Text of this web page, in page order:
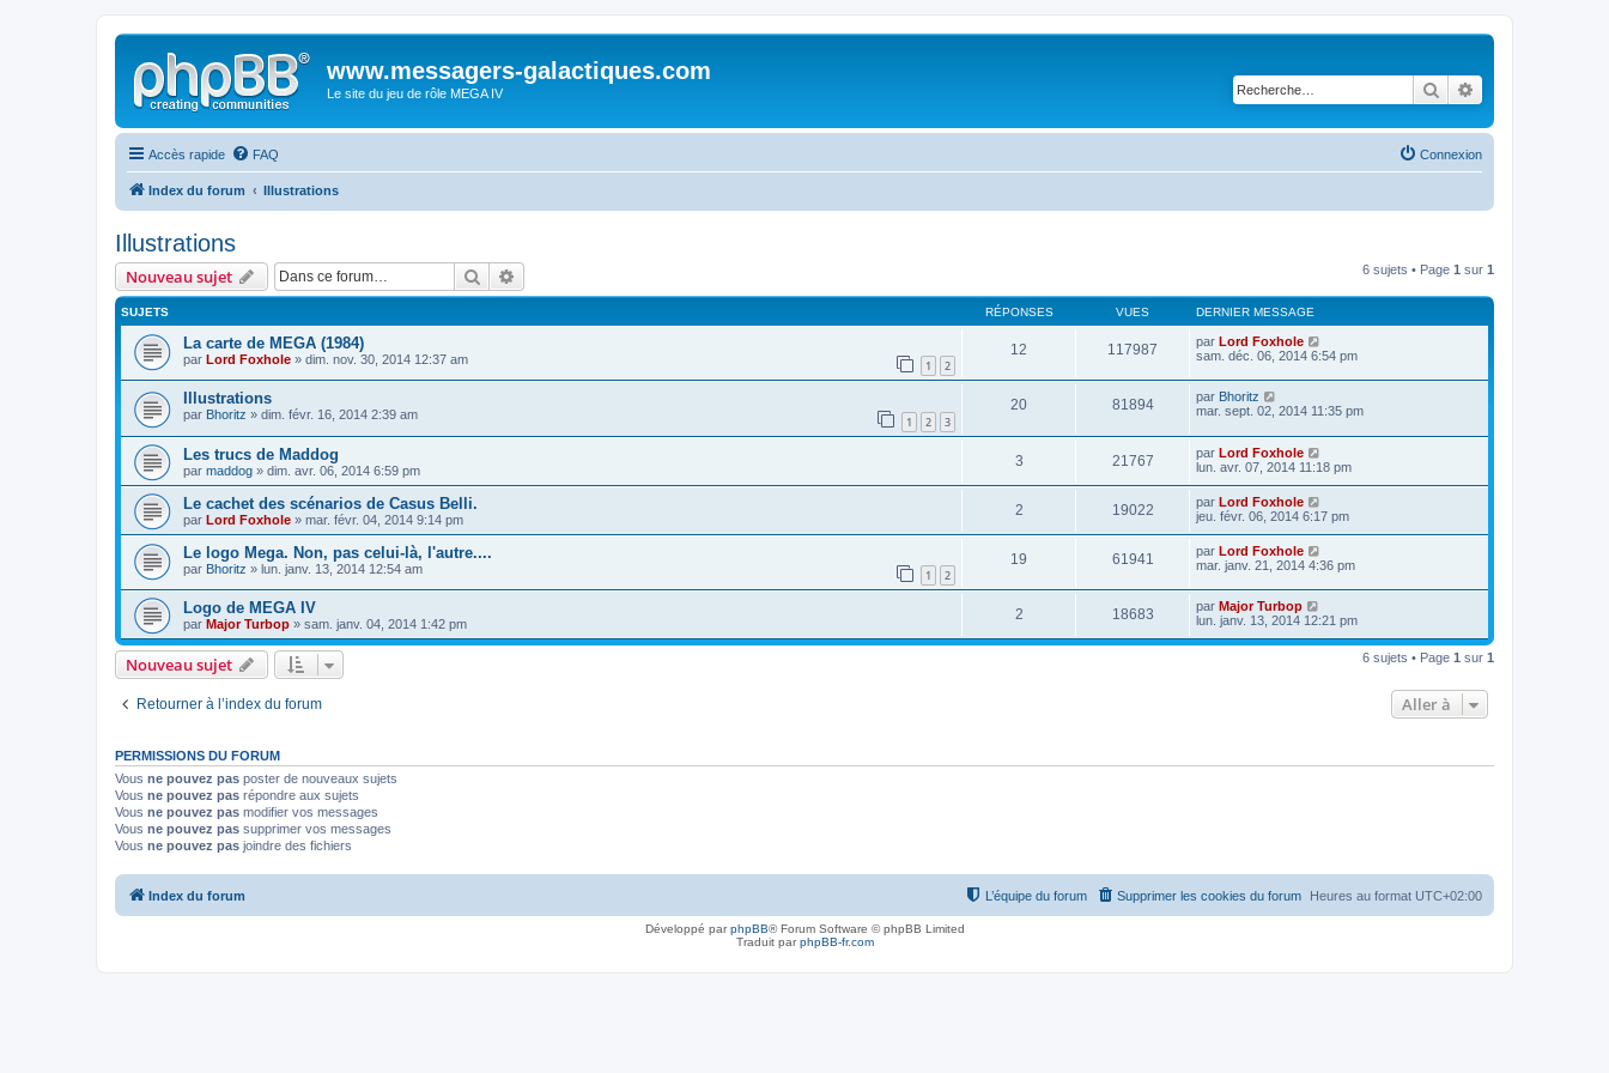
www.messagers-galactiques.com
Le site du jeu de rôle MEGA IV Rechercher
Accès rapide FAQ Connexion
Index du forum Illustrations
Illustrations
Nouveau sujet Rechercher 6 sujets • Page 1 sur 1
SUJETS RÉPONSES VUES DERNIER MESSAGE
La carte de MEGA (1984)
par Lord Foxhole » dim. nov. 30, 2014 12:37 am 1 2
12 117987 par Lord Foxhole
sam. déc. 06, 2014 6:54 pm
Illustrations
par Bhoritz » dim. févr. 16, 2014 2:39 am 1 2 3
20 81894 par Bhoritz
mar. sept. 02, 2014 11:35 pm
Les trucs de Maddog
par maddog » dim. avr. 06, 2014 6:59 pm
3 21767 par Lord Foxhole
lun. avr. 07, 2014 11:18 pm
Le cachet des scénarios de Casus Belli.
par Lord Foxhole » mar. févr. 04, 2014 9:14 pm
2 19022 par Lord Foxhole
jeu. févr. 06, 2014 6:17 pm
Le logo Mega. Non, pas celui-là, l'autre....
par Bhoritz » lun. janv. 13, 2014 12:54 am 1 2
19 61941 par Lord Foxhole
mar. janv. 21, 2014 4:36 pm
Logo de MEGA IV
par Major Turbop » sam. janv. 04, 2014 1:42 pm
2 18683 par Major Turbop
lun. janv. 13, 2014 12:21 pm
Nouveau sujet 6 sujets • Page 1 sur 1
Retourner à l’index du forum Aller à
PERMISSIONS DU FORUM
Vous ne pouvez pas poster de nouveaux sujets
Vous ne pouvez pas répondre aux sujets
Vous ne pouvez pas modifier vos messages
Vous ne pouvez pas supprimer vos messages
Vous ne pouvez pas joindre des fichiers
Index du forum Heures au format UTC+02:00
Supprimer les cookies du forum
L’équipe du forum
Développé parphpBB® Forum Software © phpBB Limited
Traduit parphpBB-fr.com